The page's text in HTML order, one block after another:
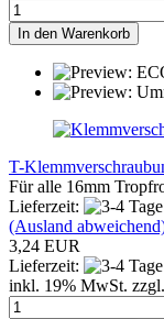
In den Warenkorb
T-
Für alle 16mm
Lieferzeit:
(Ausland
3,24 EUR
Lieferzeit:
inkl. 19% MwSt. zzgl.